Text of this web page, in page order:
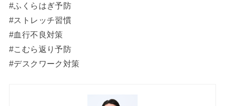
#ふくらはぎ予防
#ストレッチ習慣
#血行不良対策
#こむら返り予防
#デスクワーク対策